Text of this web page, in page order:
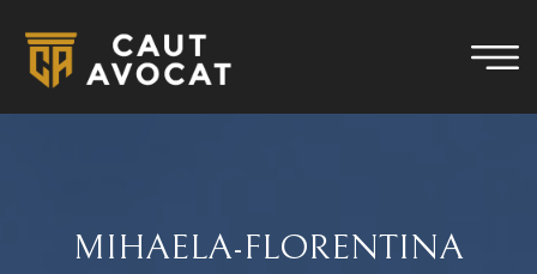
MIHAELA-FLORENTINA